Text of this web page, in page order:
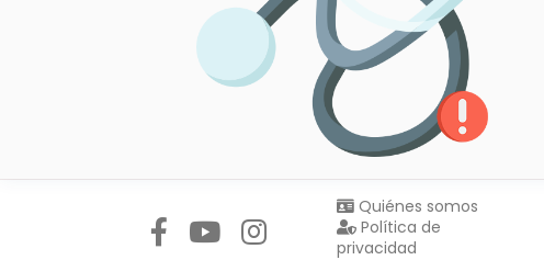
Quiénes somos
Política de
privacidad